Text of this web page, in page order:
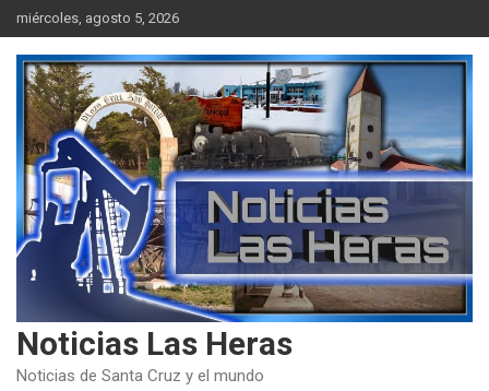
to
content
miércoles, agosto 5, 2026
Noticias Las Heras
Noticias de Santa Cruz y el mundo